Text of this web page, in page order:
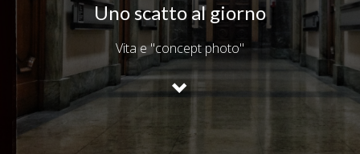
Uno scatto al giorno
Vita e "concept photo"